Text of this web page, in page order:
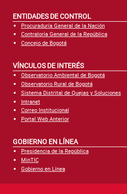
ENTIDADES DE CONTROL
Procuraduría General de la Nación
Contraloría General de la República
Concejo de Bogotá
VÍNCULOS DE INTERÉS
Observatorio Ambiental de Bogotá
Observatorio Rural de Bogotá
Sistema Distrital de Quejas y Soluciones
Intranet
Correo Institucional
Portal Web Anterior
GOBIERNO EN LÍNEA
Presidencia de la República
MinTIC
Gobierno en Línea